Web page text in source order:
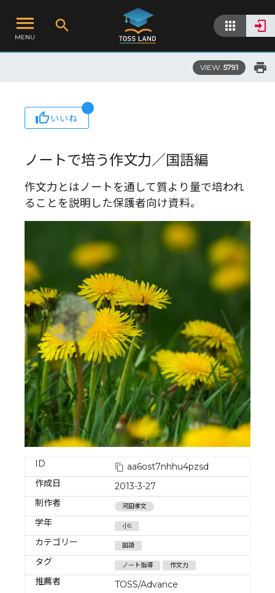
MENU
VIEW: 5791
いいね
ノートで培う作文力／国語編
作文力とはノートを通して質より量で培われ
ることを説明した保護者向け資料。
ID
aa6ost7nhhu4pzsd
作成日
2013-3-27
制作者
河田孝文
学年 小5
カテゴリー 国語
タグ ノート指導 作文力
推薦者 TOSS/Advance